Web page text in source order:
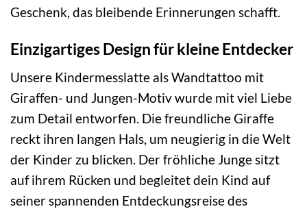
Geschenk, das bleibende Erinnerungen schafft.
Einzigartiges Design für kleine Entdecker
Unsere Kindermesslatte als Wandtattoo mit
Giraffen- und Jungen-Motiv wurde mit viel Liebe
zum Detail entworfen. Die freundliche Giraffe
reckt ihren langen Hals, um neugierig in die Welt
der Kinder zu blicken. Der fröhliche Junge sitzt
auf ihrem Rücken und begleitet dein Kind auf
seiner spannenden Entdeckungsreise des